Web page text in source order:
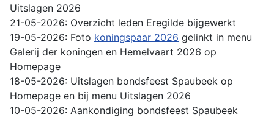
Uitslagen 2026
21-05-2026: Overzicht leden Eregilde bijgewerkt
19-05-2026: Foto koningspaar 2026 gelinkt in menu
Galerij der koningen en Hemelvaart 2026 op
Homepage
18-05-2026: Uitslagen bondsfeest Spaubeek op
Homepage en bij menu Uitslagen 2026
10-05-2026: Aankondiging bondsfeest Spaubeek